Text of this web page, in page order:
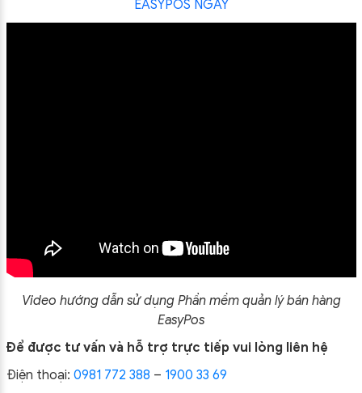
EASYPOS NGAY
Video hướng dẫn sử dụng Phần mềm quản lý bán hàng
EasyPos
Để được tư vấn và hỗ trợ trực tiếp vui lòng liên hệ
Điện thoại: 0981 772 388 – 1900 33 69